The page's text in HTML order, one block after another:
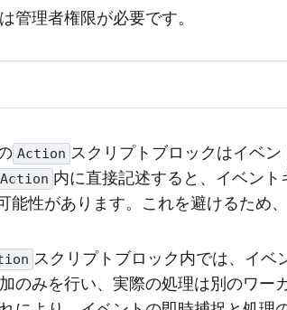
管理者権限が必要です。
Action スクリプトブロックはイベ
Action 内に直接記述すると、イベン
能性があります。これを避けるため
スクリプトブロック内では、イベ
のみを行い、実際の処理は別のワー